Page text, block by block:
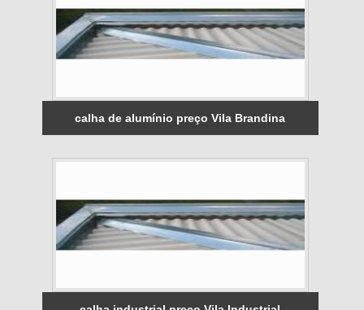
calha de alumínio preço Vila Brandina